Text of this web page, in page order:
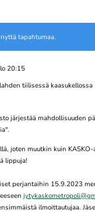
tapahtumaa.
20:15
tiilisessä kaasukellossa
järjestää mahdollisuuden
joten muutkin kuin
lippuja!
perjantaihin 15.9.2023
ilmoittautujaa.